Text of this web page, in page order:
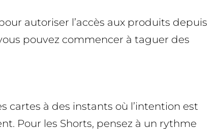
autoriser l’accès aux produits depuis
pouvez commencer à taguer des
cartes à des instants où l’intention est
Pour les Shorts, pensez à un rythme